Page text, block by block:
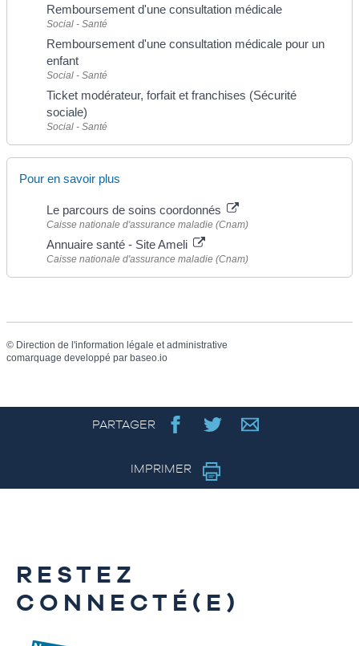
Remboursement d'une consultation médicale
Social - Santé
Remboursement d'une consultation médicale pour un
enfant
Social - Santé
Ticket modérateur, forfait et franchises (Sécurité
sociale)
Social - Santé
Pour en savoir plus
Le parcours de soins coordonnés
Caisse nationale d'assurance maladie (Cnam)
Annuaire santé - Site Ameli
Caisse nationale d'assurance maladie (Cnam)
© Direction de l'information légale et administrative
comarquage developpé par baseo.io
PARTAGER
IMPRIMER
RESTEZ
CONNECTÉ(E)